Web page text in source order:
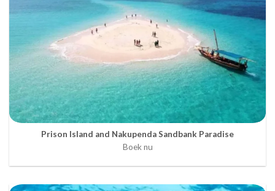
Prison Island and Nakupenda Sandbank Paradise
Boek nu